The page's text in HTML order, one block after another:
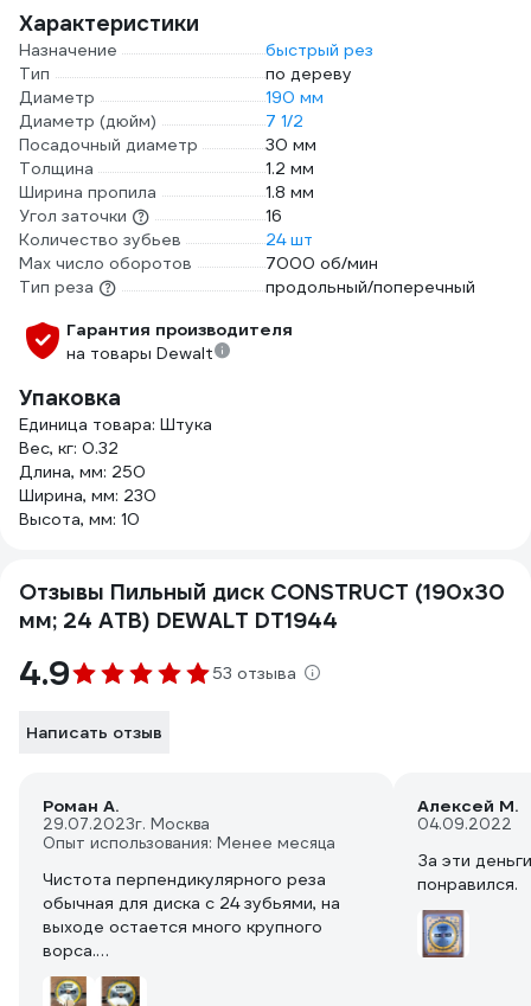
Характеристики
Назначение
быстрый рез
Тип
по дереву
Диаметр
190 мм
Диаметр (дюйм)
7 1/2
Посадочный диаметр
30 мм
Толщина
1.2 мм
Ширина пропила
1.8 мм
Угол заточки
16
Количество зубьев
24 шт
Max число оборотов
7000 об/мин
Тип реза
продольный/поперечный
Гарантия производителя
на товары Dewalt
Упаковка
Единица товара: Штука
Вес, кг: 0.32
Длина, мм: 250
Ширина, мм: 230
Высота, мм: 10
Отзывы Пильный диск CONSTRUCT (190х30
мм; 24 ATB) DEWALT DT1944
4.9 53 отзыва
Написать отзыв
Роман А.
29.07.2023г. Москва
Опыт использования: Менее месяца
Чистота перпендикулярного реза
обычная для диска с 24 зубьями, на
выходе остается много крупного
ворса.
Не ощутил заметного преимущества
от тонкого зуба 1.8мм, при
Алексей М.
04.09.2022
За эти
понравился.